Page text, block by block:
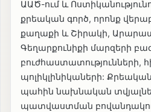
ԱԱԾ-ում և
քրեական գործ, որոնք
քաղաքի և Շիրակի,
Գեղարքունիքի մարզերի
բուժհաստատությունների,
պոլիկլինիկաների:
պահին նախնական
պատվաստման